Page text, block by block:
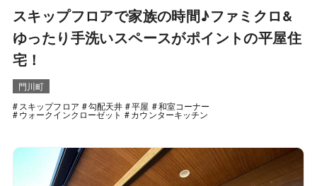
スキップフロアで家族の時間♪ファミクロ&
ゆったり手洗いスペースがポイントの平屋住
宅！
門川町
スキップフロア
勾配天井 平屋 和室コーナー
ウォークインクローゼット カウンターキッチン